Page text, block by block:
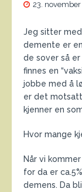
23. november
Jeg sitter
demente er
de sover så
finnes en
jobbe med å
er det
kjenner en
Hvor mange
Når vi
for da er
demens. Da